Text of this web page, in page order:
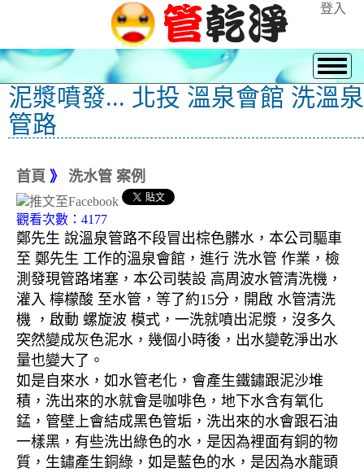
登入
泥漿噴發... 北投 溫泉會館 洗溫泉
管路
首頁 》 洗水管 案例
觀看次數：4177
鄭先生 說溫泉管路不段冒出棕色髒水，本公司驅車
至 鄭先生 工作的溫泉會館，進行 洗水管 作業，檢
測發現管路堵塞，本公司裝設 高周波水管清洗機，
灌入 檸檬酸 至水管，等了約15分，開啟 水管清洗
機 ，啟動 螺旋波 模式，一洗就噴出泥漿，沒多久
突然變成灰色泥水，幾個小時後，出水變乾淨出水
量也變大了。
如是自來水，如水管老化，會產生鐵鏽跟泥沙堆
積，洗出來的水就會是咖啡色，地下水含有氧化
錳，管壁上會結成黑色管垢，洗出來的水會跟石油
一樣黑，有些洗出綠色的水，是因為裡面有銅的物
質，生鏽產生銅綠，如是藍色的水，是因為水龍頭